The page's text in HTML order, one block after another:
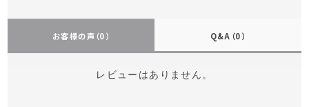
お客様の声 （0） Q&A （0）
レビューはありません。